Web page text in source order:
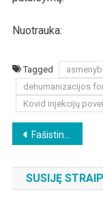
Nuotrauka:
Tagged
dehumanizacijos
Kovid injekcijų
Fašistinis pasveikinimas: baudžiamasis kaltinimas Annalenai Baerbock
SUSIJĘ